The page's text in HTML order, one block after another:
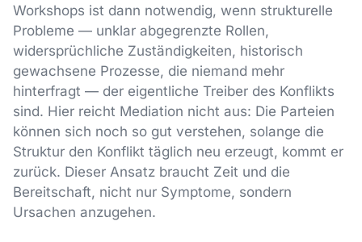
Workshops ist dann notwendig, wenn strukturelle
Probleme — unklar abgegrenzte Rollen,
widersprüchliche Zuständigkeiten, historisch
gewachsene Prozesse, die niemand mehr
hinterfragt — der eigentliche Treiber des Konflikts
sind. Hier reicht Mediation nicht aus: Die Parteien
können sich noch so gut verstehen, solange die
Struktur den Konflikt täglich neu erzeugt, kommt er
zurück. Dieser Ansatz braucht Zeit und die
Bereitschaft, nicht nur Symptome, sondern
Ursachen anzugehen.